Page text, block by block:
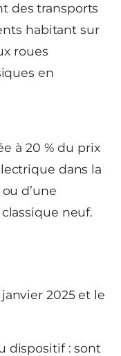
des transports
habitant sur
roues
en
à 20 % du prix
dans la
d’une
neuf.
2025 et le
dispositif : sont